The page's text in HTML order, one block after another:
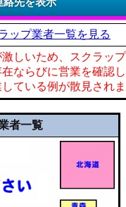
ップ業者一覧を見る
しいため、スクラッ
在ならびに営業を確認
ている例が散見され
者一覧